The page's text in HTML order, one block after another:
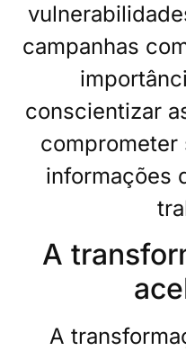
campanhas
conscientizar
comprometer
informações
A
A